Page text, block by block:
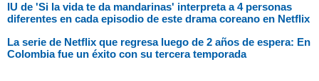
IU de 'Si la vida te da mandarinas' interpreta a 4 personas
diferentes en cada episodio de este drama coreano en Netflix
La serie de Netflix que regresa luego de 2 años de espera: En
Colombia fue un éxito con su tercera temporada